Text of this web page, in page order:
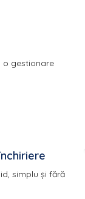
o gestionare
simplu și fără